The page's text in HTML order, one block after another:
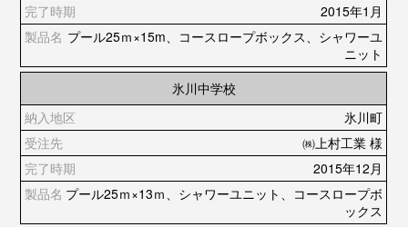
2015年1月
プール25ｍ×15m、コースロープボックス、シャワーユ
ニット
氷川中学校
氷川町
㈱上村工業 様
2015年12月
プール25ｍ×13ｍ、シャワーユニット、コースロープボ
ックス